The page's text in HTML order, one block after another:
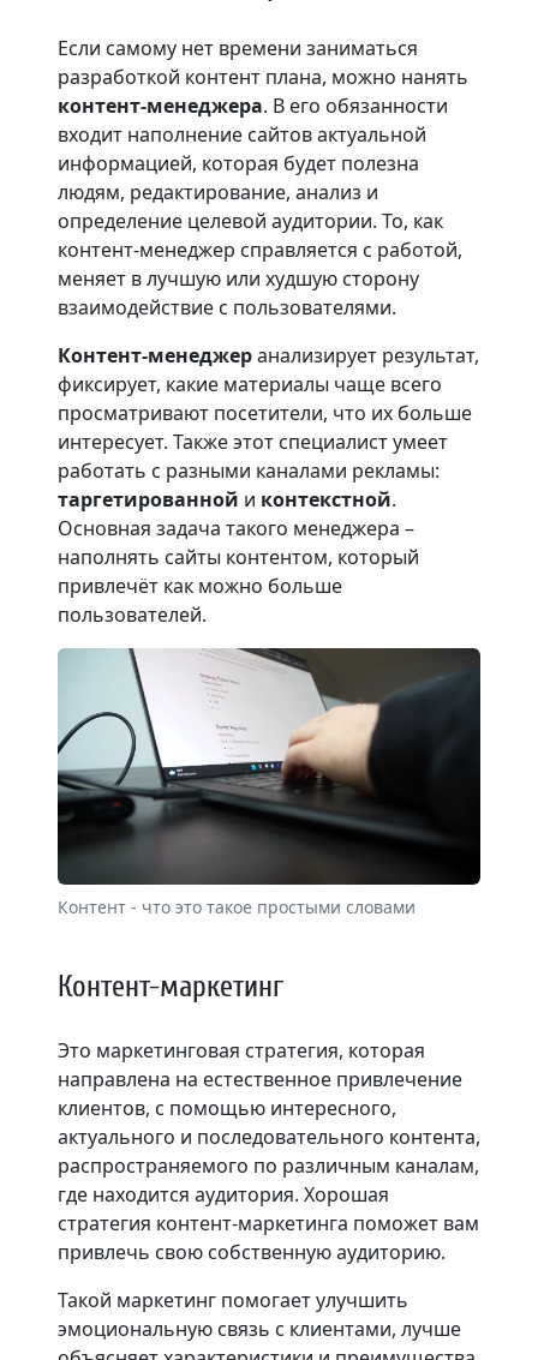
Если самому нет времени заниматься
разработкой контент плана, можно нанять
контент-менеджера. В его обязанности
входит наполнение сайтов актуальной
информацией, которая будет полезна
людям, редактирование, анализ и
определение целевой аудитории. То, как
контент-менеджер справляется с работой,
меняет в лучшую или худшую сторону
взаимодействие с пользователями.
Контент-менеджеранализирует результат,
фиксирует, какие материалы чаще всего
просматривают посетители, что их больше
интересует. Также этот специалист умеет
работать с разными каналами рекламы:
таргетированной и контекстной.
Основная задача такого менеджера –
наполнять сайты контентом, который
привлечёт как можно больше
пользователей.
Контент - что это такое простыми словами
Контент-маркетинг
Это маркетинговая стратегия, которая
направлена на естественное привлечение
клиентов, с помощью интересного,
актуального и последовательного контента,
распространяемого по различным каналам,
где находится аудитория. Хорошая
стратегия контент-маркетинга поможет вам
привлечь свою собственную аудиторию.
Такой маркетинг помогает улучшить
эмоциональную связь с клиентами, лучше